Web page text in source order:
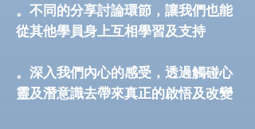
。不同的分享討論環節，讓我們也能
從其他學員身上互相學習及支持
。深入我們內心的感受，透過觸碰心
靈及潛意識去帶來真正的啟悟及改變